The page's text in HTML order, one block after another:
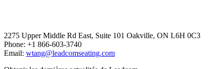
2275 Upper Middle Rd East, Suite 101 Oakville, ON L6H 0C3
Phone: +1 866-603-3740
Email: wtang@leadcomseating.com